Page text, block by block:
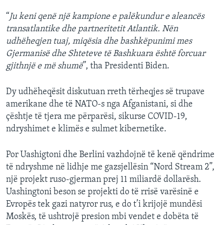
“Ju keni qenë një kampione e palëkundur e aleancës
transatlantike dhe partneritetit Atlantik. Nën
udhëheqjen tuaj, miqësia dhe bashkëpunimi mes
Gjermanisë dhe Shteteve të Bashkuara është forcuar
gjithnjë e më shumë”, tha Presidenti Biden.
Dy udhëheqësit diskutuan rreth tërheqjes së trupave
amerikane dhe të NATO-s nga Afganistani, si dhe
çështje të tjera me përparësi, sikurse COVID-19,
ndryshimet e klimës e sulmet kibernetike.
Por Uashigtoni dhe Berlini vazhdojnë të kenë qëndrime
të ndryshme në lidhje me gazsjellësin “Nord Stream 2”,
një projekt ruso-gjerman prej 11 miliardë dollarësh.
Uashingtoni beson se projekti do të rrisë varësinë e
Evropës tek gazi natyror rus, e do t’i krijojë mundësi
Moskës, të ushtrojë presion mbi vendet e dobëta të